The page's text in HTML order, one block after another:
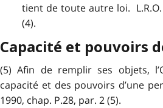
tient de toute autre loi.
(4).
Capacité et pouvoirs
(5) Afin de remplir ses objets,
capacité et des pouvoirs d’une
1990, chap. P.28, par. 2 (5).